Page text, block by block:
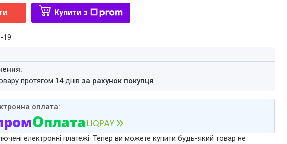
Купити з
19
протягом 14 днів за рахунок покупця
електронні платежі. Тепер ви можете купити будь-який товар не